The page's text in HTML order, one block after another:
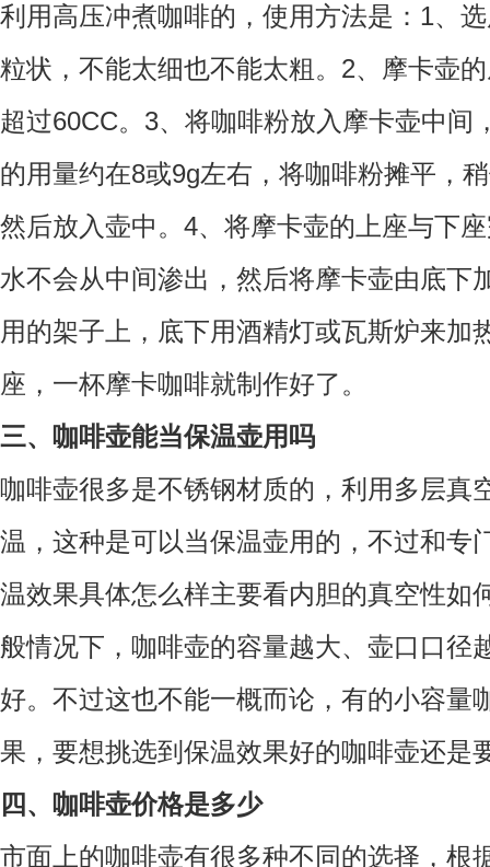
利用高压冲煮咖啡的，使用方法是：1、
粒状，不能太细也不能太粗。2、摩卡壶
超过60CC。3、将咖啡粉放入摩卡壶中间
的用量约在8或9g左右，将咖啡粉摊平，
然后放入壶中。4、将摩卡壶的上座与下
水不会从中间渗出，然后将摩卡壶由底下
用的架子上，底下用酒精灯或瓦斯炉来加
座，一杯摩卡咖啡就制作好了。
三、咖啡壶能当保温壶用吗
咖啡壶很多是不锈钢材质的，利用多层真
温，这种是可以当保温壶用的，不过和专
温效果具体怎么样主要看内胆的真空性如
般情况下，咖啡壶的容量越大、壶口口径
好。不过这也不能一概而论，有的小容量
果，要想挑选到保温效果好的咖啡壶还是
四、咖啡壶价格是多少
市面上的咖啡壶有很多种不同的选择，根